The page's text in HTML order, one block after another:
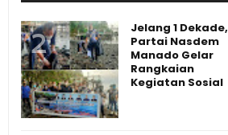
Jelang 1 Dekade,
Partai Nasdem
Manado Gelar
Rangkaian
Kegiatan Sosial